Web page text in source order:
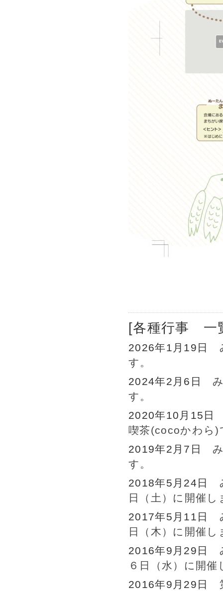
[各種行事 一
2026年1月19日
す。
2024年2月6日
す。
2020年10月15
喫茶(cocoかわら)
2019年2月7日
す。
2018年5月24日
日（土）に開催し
2017年5月11日
日（木）に開催し
2016年9月29日
６日（水）に開催
2016年9月29日